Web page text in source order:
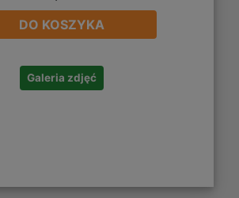
DO KOSZYKA
Galeria zdjęć